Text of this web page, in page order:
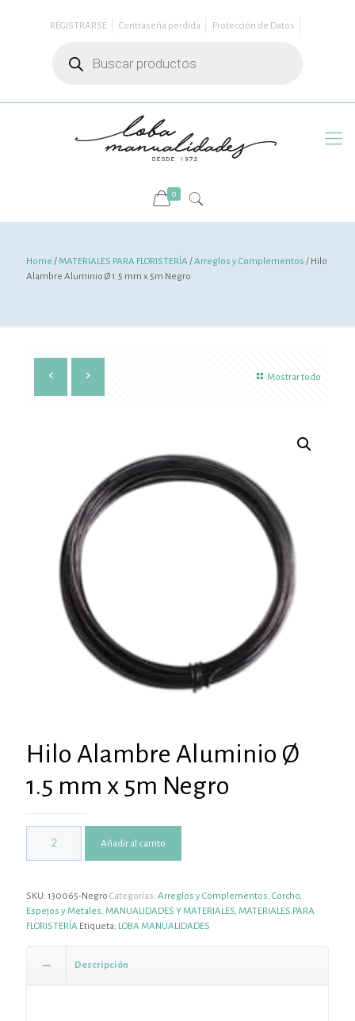
REGISTRARSE Contraseña perdida
Protección de Datos
productos
0
Home /MATERIALES PARA FLORISTERÍA /Arreglos y Complementos / Hilo
Alambre Aluminio Ø 1.5 mm x 5m Negro
Mostrar todo
Hilo Alambre Aluminio Ø
1.5 mm x 5m Negro
Añadir al carrito
SKU: 130065-Negro Categorías: Arreglos y Complementos, Corcho,
Espejos y Metales, MANUALIDADES Y MATERIALES, MATERIALES PARA
FLORISTERÍA Etiqueta: LOBA MANUALIDADES
Descripción